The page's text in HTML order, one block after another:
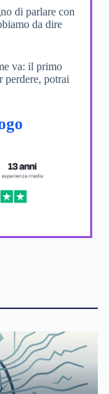
di parlare con
da dire
va: il primo
perdere, potrai